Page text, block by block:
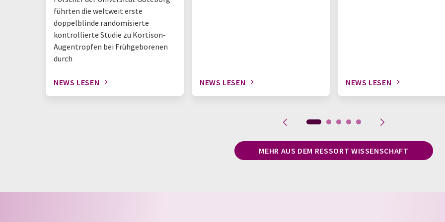
führten die weltweit erste
doppelblinde randomisierte
kontrollierte Studie zu Kortison-
Augentropfen bei Frühgeborenen
durch
NEWS LESEN NEWS LESEN NEWS LESEN
MEHR AUS DEM RESSORT WISSENSCHAFT